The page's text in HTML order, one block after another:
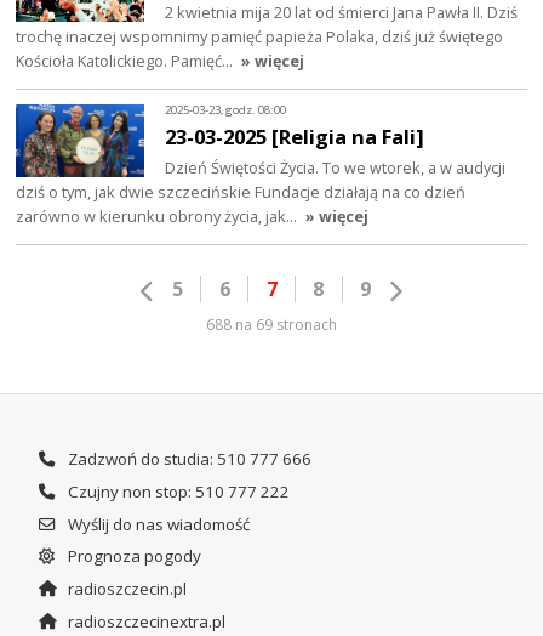
2 kwietnia mija 20 lat od śmierci Jana Pawła II. Dziś
trochę inaczej wspomnimy pamięć papieża Polaka, dziś już świętego
Kościoła Katolickiego. Pamięć… » więcej
2025-03-23, godz. 08:00
23-03-2025 [Religia na Fali]
Dzień Świętości Życia. To we wtorek, a w audycji
dziś o tym, jak dwie szczecińskie Fundacje działają na co dzień
zarówno w kierunku obrony życia, jak… » więcej
5 6 7 8 9
688 na 69 stronach
Zadzwoń do studia: 510 777 666
Czujny non stop: 510 777 222
Wyślij do nas wiadomość
Prognoza pogody
radioszczecin.pl
radioszczecinextra.pl